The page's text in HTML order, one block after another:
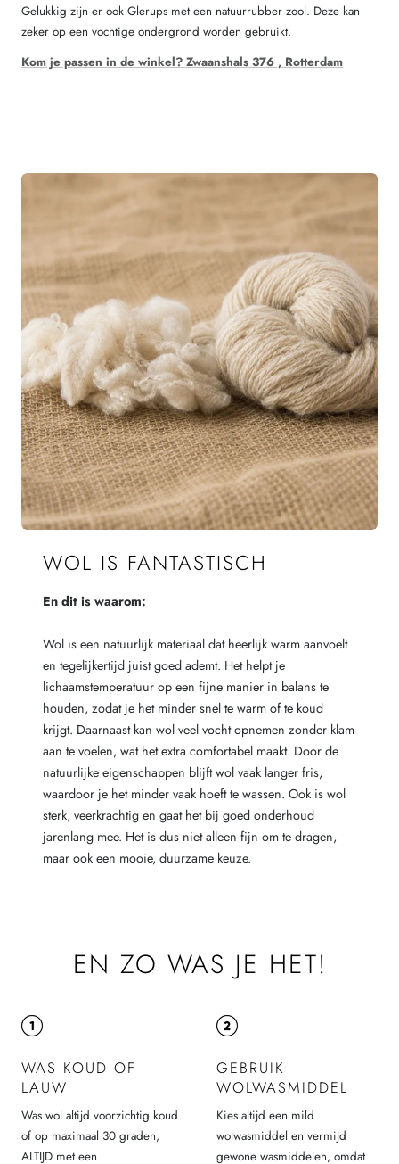
Gelukkig zijn er ook Glerups met een natuurrubber zool. Deze kan
zeker op een vochtige ondergrond worden gebruikt.
Kom je passen in de winkel? Zwaanshals 376 , Rotterdam
WOL IS FANTASTISCH
En dit is waarom:
Wol is een natuurlijk materiaal dat heerlijk warm aanvoelt
en tegelijkertijd juist goed ademt. Het helpt je
lichaamstemperatuur op een fijne manier in balans te
houden, zodat je het minder snel te warm of te koud
krijgt. Daarnaast kan wol veel vocht opnemen zonder klam
aan te voelen, wat het extra comfortabel maakt. Door de
natuurlijke eigenschappen blijft wol vaak langer fris,
waardoor je het minder vaak hoeft te wassen. Ook is wol
sterk, veerkrachtig en gaat het bij goed onderhoud
jarenlang mee. Het is dus niet alleen fijn om te dragen,
maar ook een mooie, duurzame keuze.
EN ZO WAS JE HET!
WAS KOUD OF
LAUW
Was wol altijd voorzichtig koud
of op maximaal 30 graden,
ALTIJD met een
GEBRUIK
WOLWASMIDDEL
Kies altijd een mild
wolwasmiddel en vermijd
gewone wasmiddelen, omdat